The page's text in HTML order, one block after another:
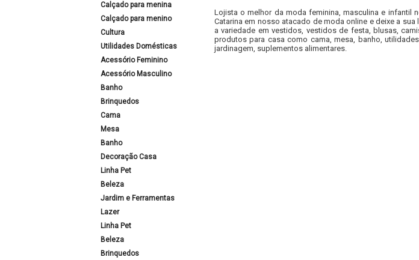
Calçado para menina
Calçado para menino
Cultura
Utilidades Domésticas
Acessório Feminino
Acessório Masculino
Banho
Brinquedos
Cama
Mesa
Banho
Decoração Casa
Linha Pet
Beleza
Jardim e Ferramentas
Lazer
Linha Pet
Beleza
Brinquedos
Lojista o melhor da moda feminina, masculina e infantil
Catarina em nosso atacado de moda online e deixe a
a variedade em vestidos, vestidos de festa, blusas,
produtos para casa como cama, mesa, banho,
jardinagem, suplementos alimentares.